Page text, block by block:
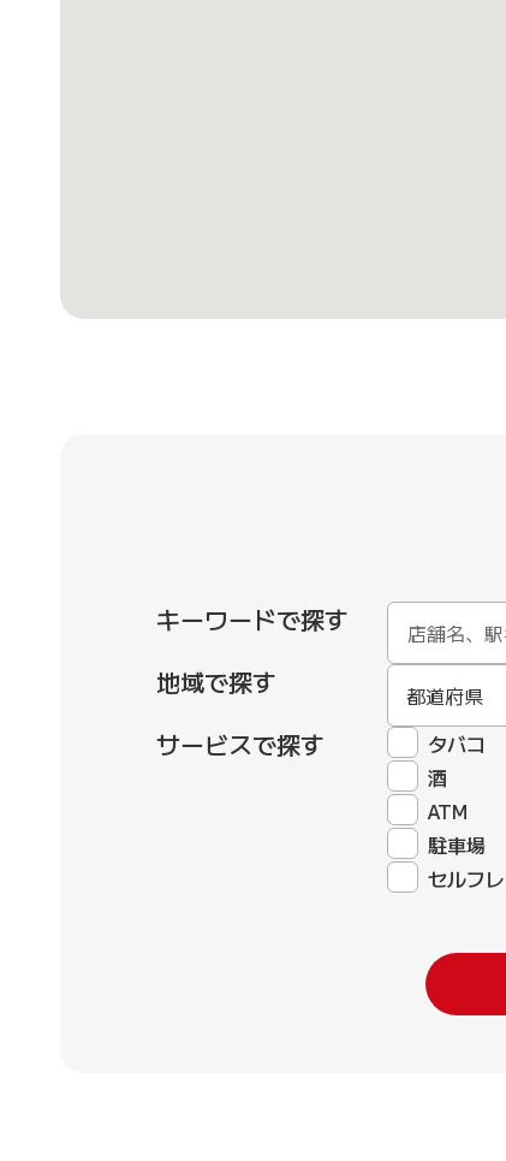
キーワードで探す
地域で探す
都道府県
サービスで探す
タバコ
酒
ATM
駐車場
セルフ